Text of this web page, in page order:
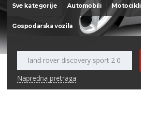
Sve kategorije Automobili Motocikli
Gospodarska vozila
Napredna pretraga